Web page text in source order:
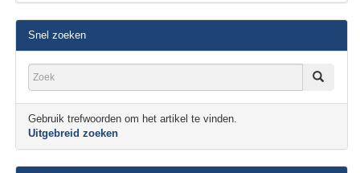
Snel zoeken
Gebruik trefwoorden om het artikel te vinden.
Uitgebreid zoeken